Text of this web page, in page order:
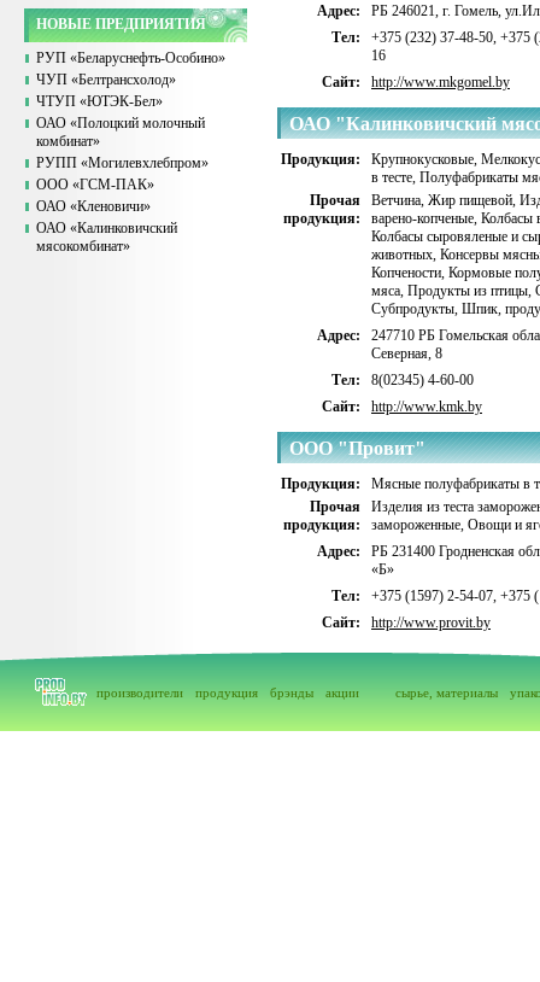
НОВЫЕ ПРЕДПРИЯТИЯ
РУП «Беларуснефть-Особино»
ЧУП «Белтрансхолод»
ЧТУП «ЮТЭК-Бел»
ОАО «Полоцкий молочный
комбинат»
РУПП «Могилевхлебпром»
ООО «ГСМ-ПАК»
ОАО «Кленовичи»
ОАО «Калинковичский
мясокомбинат»
Адрес:
РБ 246021, г. Гомель,
Тел:
+375 (232) 37-48-50, +375
16
Сайт:
http://www.mkgomel.by
ОАО "Калинковичский
Продукция: Крупнокусковые,
в тесте, Полуфабрикаты
Прочая
продукция:
Ветчина, Жир пищевой,
варено-копченые, Колбасы
Колбасы сыровяленые и
животных, Консервы
Копчености, Кормовые
мяса, Продукты из птицы,
Субпродукты, Шпик,
Адрес:
247710 РБ Гомельская
Северная, 8
Тел:
8(02345) 4-60-00
Сайт:
http://www.kmk.by
ООО "Провит"
Продукция:
Мясные полуфабрикаты в
Прочая
продукция:
Изделия из теста
замороженные, Овощи и
Адрес:
РБ 231400 Гродненская
«Б»
Тел:
+375 (1597) 2-54-07, +375
Сайт:
http://www.provit.by
производители продукция брэнды акции сырье, материалы